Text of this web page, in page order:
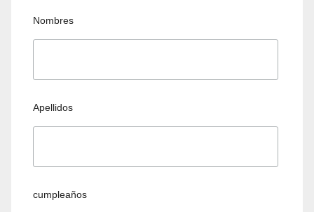
Nombres
Apellidos
cumpleaños